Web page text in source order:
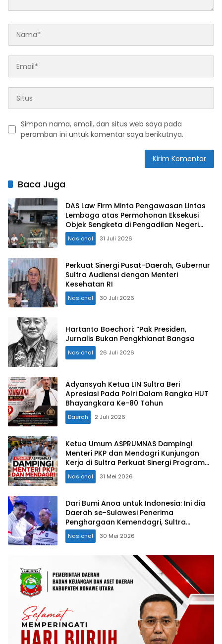
Simpan nama, email, dan situs web saya pada
peramban ini untuk komentar saya berikutnya.
Baca Juga
DAS Law Firm Minta Pengawasan Lintas
Lembaga atas Permohonan Eksekusi
Objek Sengketa di Pengadilan Negeri
Jakarta Selatan
Nasional 31 Juli 2026
Perkuat Sinergi Pusat-Daerah, Gubernur
Sultra Audiensi dengan Menteri
Kesehatan RI
Nasional 30 Juli 2026
Hartanto Boechori: “Pak Presiden,
Jurnalis Bukan Pengkhianat Bangsa
Nasional 26 Juli 2026
Adyansyah Ketua LIN Sultra Beri
Apresiasi Pada Polri Dalam Rangka HUT
Bhayangkara Ke-80 Tahun
Daerah 2 Juli 2026
Ketua Umum ASPRUMNAS Dampingi
Menteri PKP dan Mendagri Kunjungan
Kerja di Sultra Perkuat Sinergi Program
Rumah Layak Huni dan Konsolidasi
Organisasi
Nasional 31 Mei 2026
Dari Bumi Anoa untuk Indonesia: Ini dia
Daerah se-Sulawesi Penerima
Penghargaan Kemendagri, Sultra
Kategori Ke-II
Nasional 30 Mei 2026